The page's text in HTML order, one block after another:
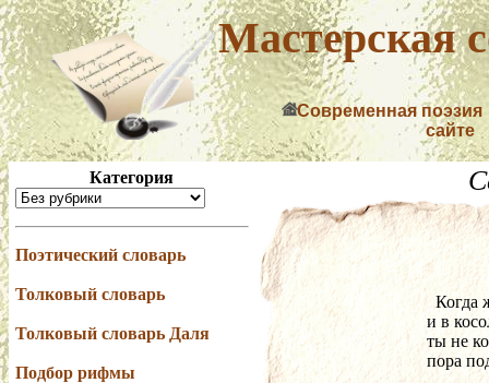
Мастерская
Современная поэзия
сайте
Категория
Поэтический словарь
Толковый словарь
Толковый словарь Даля
Подбор рифмы
и в
ты не
пора